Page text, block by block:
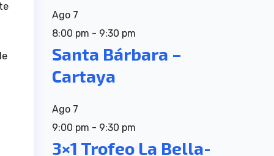
Ago 7
8:00 pm - 9:30 pm
Santa Bárbara –
Cartaya
Ago 7
9:00 pm - 9:30 pm
3×1 Trofeo La Bella-